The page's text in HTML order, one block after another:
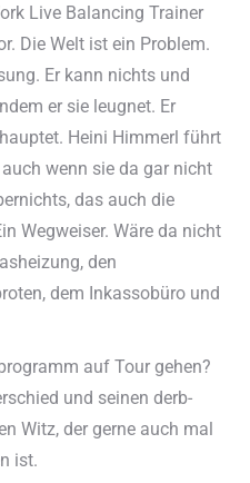
Live Balancing Trainer
Die Welt ist ein Problem.
Er kann nichts und
er sie leugnet. Er
Heini Himmerl führt
wenn sie da gar nicht
das auch die
Wegweiser. Wäre da nicht
den
dem Inkassobüro und
auf Tour gehen?
und seinen derb-
Witz, der gerne auch mal
ist.